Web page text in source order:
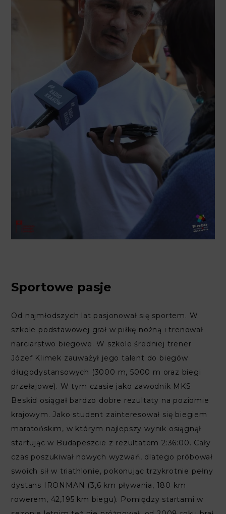
Sportowe pasje
Od najmłodszych lat pasjonował się sportem. W
szkole podstawowej grał w piłkę nożną i trenował
narciarstwo biegowe. W szkole średniej trener
Józef Klimek zauważył jego talent do biegów
długodystansowych (3000 m, 5000 m oraz biegi
przełajowe). W tym czasie jako zawodnik MKS
Beskid osiągał bardzo dobre rezultaty na poziomie
krajowym. Jako student zainteresował się biegiem
maratońskim, w którym najlepszy wynik osiągnął
startując w Budapeszcie z rezultatem 2:36:00. Cały
czas poszukiwał nowych wyzwań, dlatego próbował
swoich sił w triathlonie, pokonując trzykrotnie pełny
dystans IRONMAN (3,6 km pływania, 180 km
rowerem, 42,195 km biegu). Pomiędzy startami w